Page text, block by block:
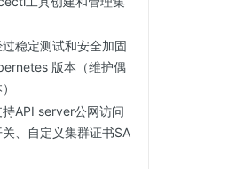
稳定测试和安全加固
版本（维护偶
持API server公网访问
关、自定义集群证书SA